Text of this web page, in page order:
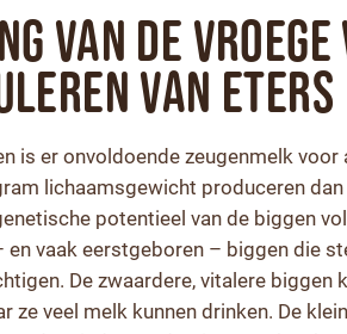
van de vroege
van eters
is er onvoldoende zeugenmelk
lichaamsgewicht produceren
potentieel van de biggen
vaak eerstgeboren – biggen die
De zwaardere, vitalere biggen
ze veel melk kunnen drinken. De